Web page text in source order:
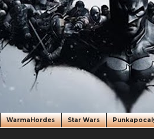
WarmaHordes Star Wars